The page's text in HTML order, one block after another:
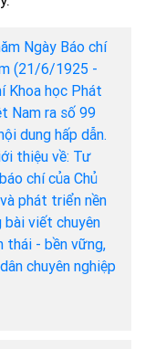
Ngày Báo chí
(21/6/1925 -
Khoa học Phát
Nam ra số 99
dung hấp dẫn.
thiệu về: Tư
chí của Chủ
phát triển nền
bài viết chuyên
thái - bền vững,
chuyên nghiệp